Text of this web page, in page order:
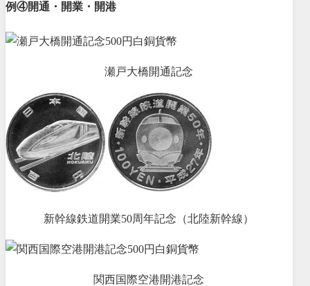
例④開通・開業・開港
瀬戸大橋開通記念
新幹線鉄道開業50周年記念（北陸新幹線）
関西国際空港開港記念